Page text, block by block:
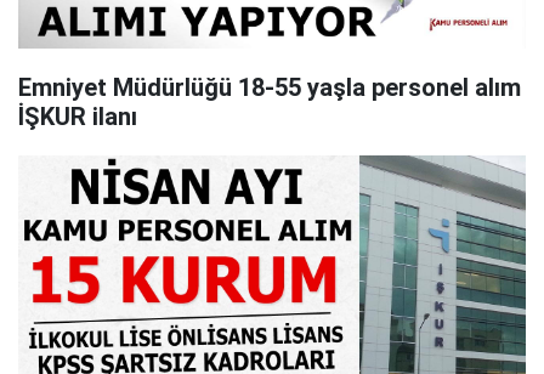
Emniyet Müdürlüğü 18-55 yaşla personel alım
İŞKUR ilanı